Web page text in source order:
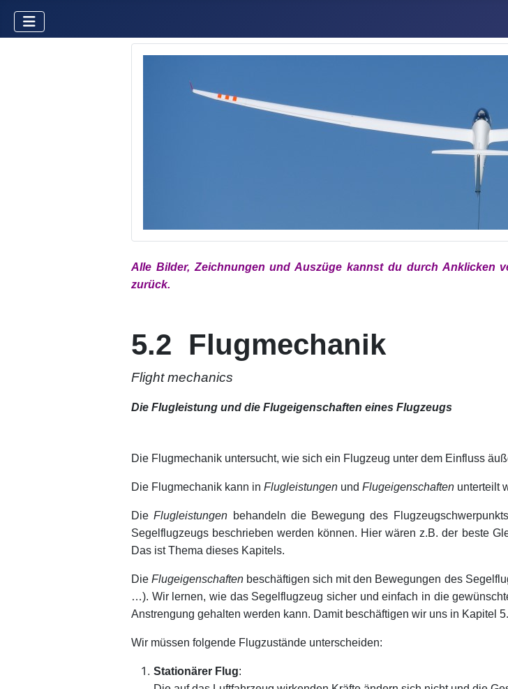
Alle Bilder, Zeichnungen und Auszüge kannst du durch Anklicken
zurück.
5.2 Flugmechanik
Flight mechanics
Die Flugleistung und die Flugeigenschaften eines Flugzeugs
Die Flugmechanik untersucht, wie sich ein Flugzeug unter dem Einfluss
Die Flugmechanik kann in Flugleistungen und Flugeigenschaften unterteilt
DieFlugleistungen behandeln die Bewegung des
Segelflugzeugs beschrieben werden können. Hier wären z.B. der beste
Das ist Thema dieses Kapitels.
DieFlugeigenschaften beschäftigen sich mit den Bewegungen des
…). Wir lernen, wie das Segelflugzeug sicher und einfach in die
Anstrengung gehalten werden kann. Damit beschäftigen wir uns in Kapitel
Wir müssen folgende Flugzustände unterscheiden:
Stationärer Flug: